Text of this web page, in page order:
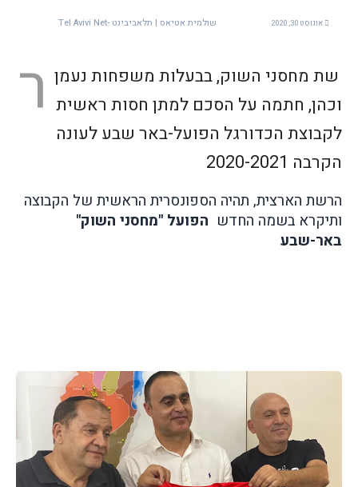
אוגוסט 30, 2020 שולמית אטיאס | תלאביבינט -Tel Avivi Net
ר שת מחסני השוק, בבעלות משפחות נעמן
וכהן, חתמה על הסכם למתן חסות ראשית
לקבוצת הכדורגל הפועל-באר שבע לעונה
הקרבה 2020-2021
הרשת הארצית, תהיה הספונסרית הראשית של הקבוצה
ותיקרא בשמה החדש הפועל "מחסני השוק"
באר-שבע